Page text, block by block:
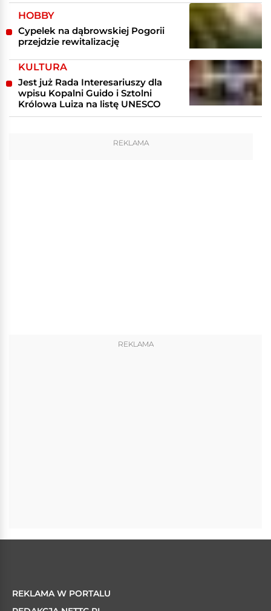
HOBBY
Cypelek na dąbrowskiej Pogorii
przejdzie rewitalizację
KULTURA
Jest już Rada Interesariuszy dla
wpisu Kopalni Guido i Sztolni
Królowa Luiza na listę UNESCO
REKLAMA
REKLAMA
REKLAMA W PORTALU